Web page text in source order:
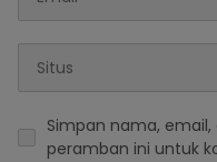
Simpan nama,
peramban ini untuk